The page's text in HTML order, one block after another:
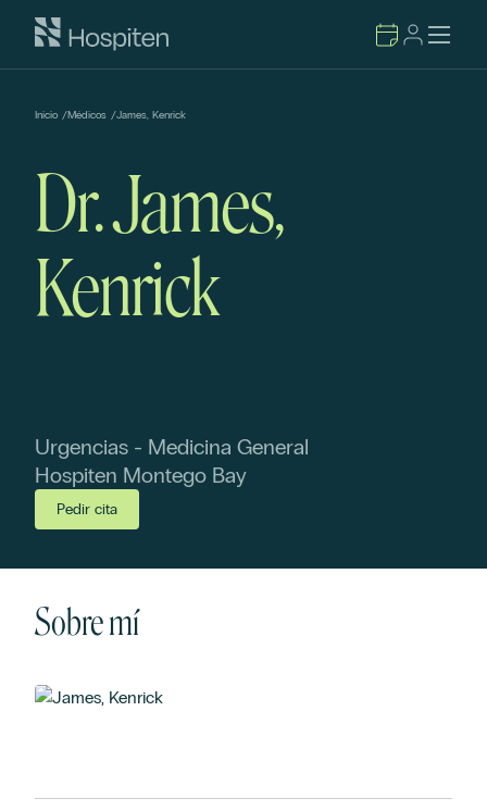
Inicio /Médicos /James, Kenrick
Dr. James,
Kenrick
Urgencias - Medicina General
Hospiten Montego Bay
Pedir cita
Sobre mí